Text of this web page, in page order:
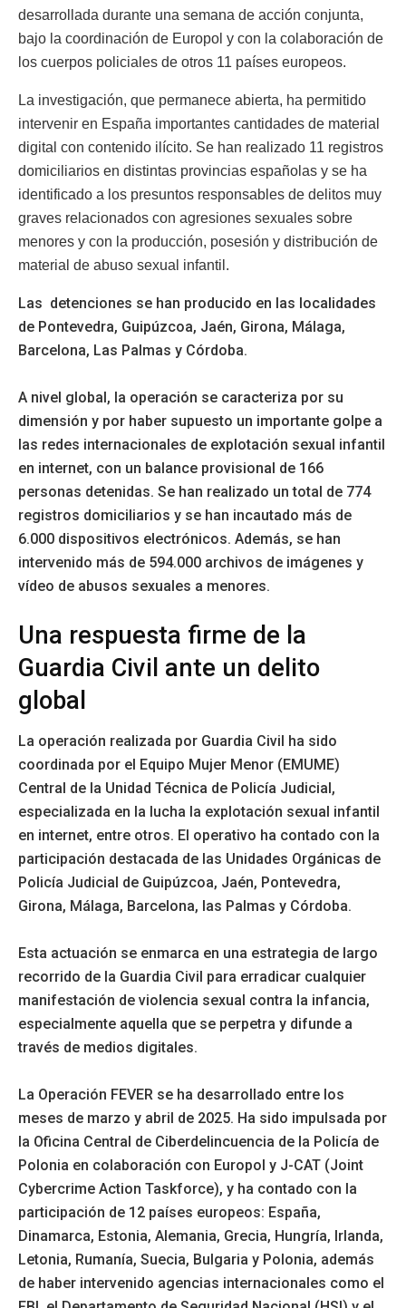
desarrollada durante una semana de acción conjunta,
bajo la coordinación de Europol y con la colaboración de
los cuerpos policiales de otros 11 países europeos.
La investigación, que permanece abierta, ha permitido
intervenir en España importantes cantidades de material
digital con contenido ilícito. Se han realizado 11 registros
domiciliarios en distintas provincias españolas y se ha
identificado a los presuntos responsables de delitos muy
graves relacionados con agresiones sexuales sobre
menores y con la producción, posesión y distribución de
material de abuso sexual infantil.
Las detenciones se han producido en las localidades
de Pontevedra, Guipúzcoa, Jaén, Girona, Málaga,
Barcelona, Las Palmas y Córdoba.
A nivel global, la operación se caracteriza por su
dimensión y por haber supuesto un importante golpe a
las redes internacionales de explotación sexual infantil
en internet, con un balance provisional de 166
personas detenidas. Se han realizado un total de 774
registros domiciliarios y se han incautado más de
6.000 dispositivos electrónicos. Además, se han
intervenido más de 594.000 archivos de imágenes y
vídeo de abusos sexuales a menores.
Una respuesta firme de la
Guardia Civil ante un delito
global
La operación realizada por Guardia Civil ha sido
coordinada por el Equipo Mujer Menor (EMUME)
Central de la Unidad Técnica de Policía Judicial,
especializada en la lucha la explotación sexual infantil
en internet, entre otros. El operativo ha contado con la
participación destacada de las Unidades Orgánicas de
Policía Judicial de Guipúzcoa, Jaén, Pontevedra,
Girona, Málaga, Barcelona, las Palmas y Córdoba.
Esta actuación se enmarca en una estrategia de largo
recorrido de la Guardia Civil para erradicar cualquier
manifestación de violencia sexual contra la infancia,
especialmente aquella que se perpetra y difunde a
través de medios digitales.
La Operación FEVER se ha desarrollado entre los
meses de marzo y abril de 2025. Ha sido impulsada por
la Oficina Central de Ciberdelincuencia de la Policía de
Polonia en colaboración con Europol y J-CAT (Joint
Cybercrime Action Taskforce), y ha contado con la
participación de 12 países europeos: España,
Dinamarca, Estonia, Alemania, Grecia, Hungría, Irlanda,
Letonia, Rumanía, Suecia, Bulgaria y Polonia, además
de haber intervenido agencias internacionales como el